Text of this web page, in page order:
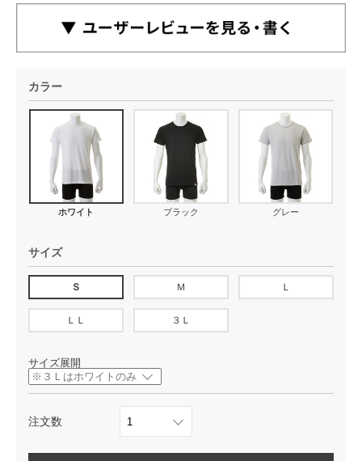
カラー
ホワイト ブラック グレー
サイズ
Ｓ Ｍ Ｌ
ＬＬ ３Ｌ
サイズ展開
注文数